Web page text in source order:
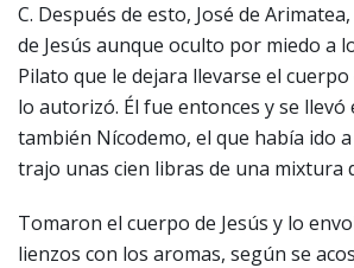
C. Después de esto, José de
de Jesús aunque oculto por miedo a
Pilato que le dejara llevarse el cuerpo
lo autorizó. Él fue entonces y se llevó
también Nícodemo, el que había ido
trajo unas cien libras de una mixtura
Tomaron el cuerpo de Jesús y lo
lienzos con los aromas, según se